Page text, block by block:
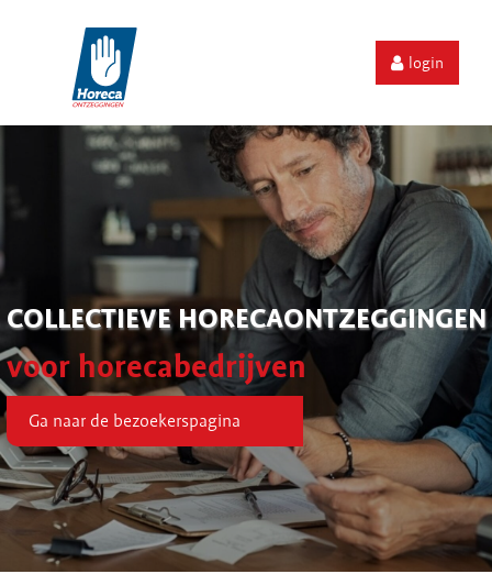
login
COLLECTIEVE HORECAONTZEGGINGEN
voor horecabedrijven
Ga naar de bezoekerspagina